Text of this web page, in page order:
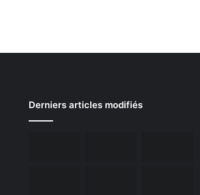
Derniers articles modifiés